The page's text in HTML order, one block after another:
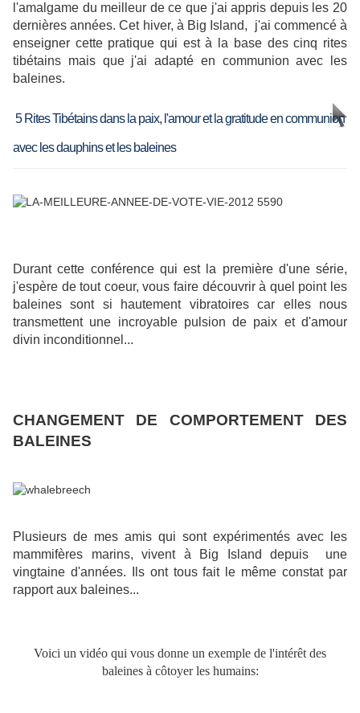
l'amalgame du meilleur de ce que j'ai appris depuis les 20
dernières années. Cet hiver, à Big Island, j'ai commencé à
enseigner cette pratique qui est à la base des cinq rites
tibétains mais que j'ai adapté en communion avec les
baleines.
5 Rites Tibétains dans la paix, l'amour et la gratitude en communion
avec les dauphins et les baleines
Durant cette conférence qui est la première d'une série,
j'espère de tout coeur, vous faire découvrir à quel point les
baleines sont si hautement vibratoires car elles nous
transmettent une incroyable pulsion de paix et d'amour
divin inconditionnel...
CHANGEMENT DE COMPORTEMENT DES
BALEINES
Plusieurs de mes amis qui sont expérimentés avec les
mammifères marins, vivent à Big Island depuis une
vingtaine d'années. Ils ont tous fait le même constat par
rapport aux baleines...
Voici un vidéo qui vous donne un exemple de l'intérêt des
baleines à côtoyer les humains: